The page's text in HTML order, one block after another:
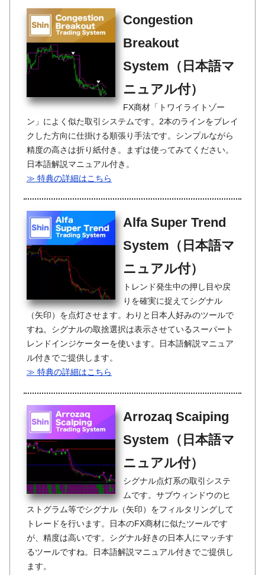
Congestion
Breakout
System（日本語マ
ニュアル付）
FX商材「トワイライトゾー
ン」によく似た取引システムです。2本のラインをブレイ
クした方向に仕掛ける順張り手法です。シンプルながら
精度の高さは折り紙付き。まずは使ってみてください。
日本語解説マニュアル付き。
≫ 特典の詳細はこちら
Alfa Super Trend
System（日本語マ
ニュアル付）
トレンド発生中の押し目や戻
りを確実に捉えてシグナル
（矢印）を点灯させます。わりと日本人好みのツールで
すね。シグナルの取捨選択は表示させているスーパート
レンドインジケーターを使います。日本語解説マニュア
ル付きでご提供します。
≫ 特典の詳細はこちら
Arrozaq Scaiping
System（日本語マ
ニュアル付）
シグナル点灯系の取引システ
ムです。サブウィンドウのヒ
ストグラム等でシグナル（矢印）をフィルタリングして
トレードを行います。日本のFX商材に似たツールです
が、精度は高いです。シグナル好きの日本人にマッチす
るツールですね。日本語解説マニュアル付きでご提供し
ます。